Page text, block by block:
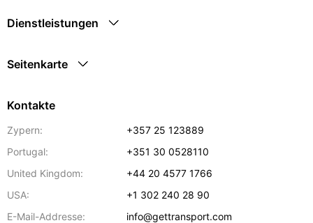
Dienstleistungen
Seitenkarte
Kontakte
Zypern:
+357 25 123889
Portugal:
+351 30 0528110
United Kingdom:
+44 20 4577 1766
USA:
+1 302 240 28 90
E-Mail-Addresse:
info@gettransport.com